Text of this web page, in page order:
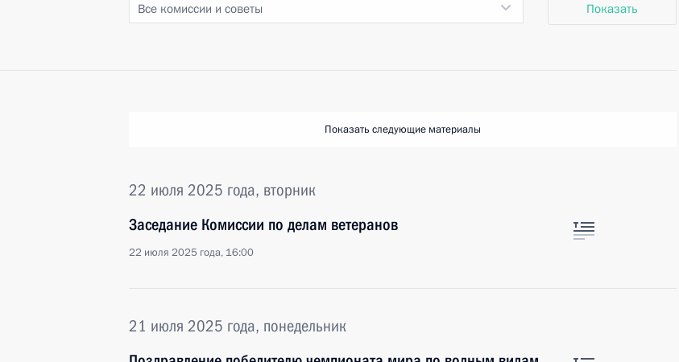
Все комиссии и советы Показать
Показать следующие материалы
22 июля 2025 года, вторник
Заседание Комиссии по делам ветеранов
22 июля 2025 года, 16:00
21 июля 2025 года, понедельник